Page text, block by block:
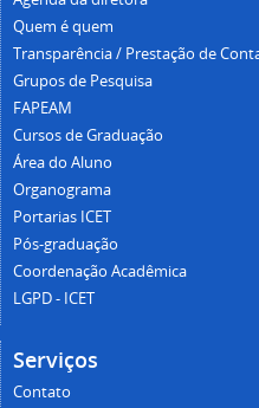
Quem é quem
Transparência / Prestação de
Grupos de Pesquisa
FAPEAM
Cursos de Graduação
Área do Aluno
Organograma
Portarias ICET
Pós-graduação
Coordenação Acadêmica
LGPD - ICET
Serviços
Contato